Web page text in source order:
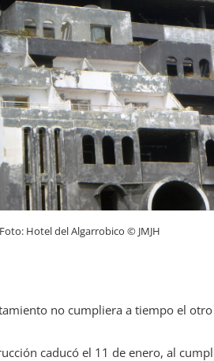
Foto: ​Hotel del Algarrobico © JMJH
no cumpliera a tiempo el
caducó el 11 de enero, al